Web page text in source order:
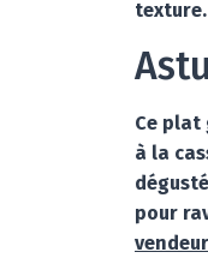
texture.
Ce plat
à la
pour